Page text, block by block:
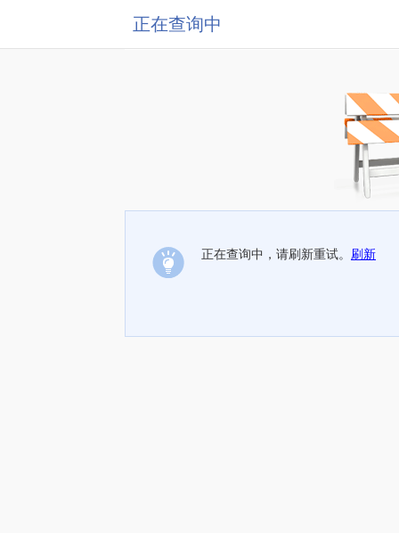
正在查询中
正在查询中，请刷新重试。 刷新